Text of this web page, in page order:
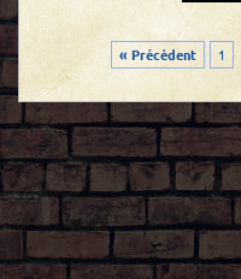
« Précédent 1